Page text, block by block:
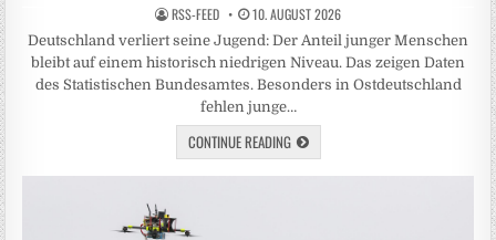
RSS-FEED 10. AUGUST 2026
Deutschland verliert seine Jugend: Der Anteil junger Menschen
bleibt auf einem historisch niedrigen Niveau. Das zeigen Daten
des Statistischen Bundesamtes. Besonders in Ostdeutschland
fehlen junge…
CONTINUE READING